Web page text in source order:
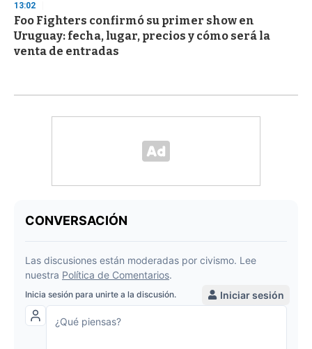
13:02
Foo Fighters confirmó su primer show en
Uruguay: fecha, lugar, precios y cómo será la
venta de entradas